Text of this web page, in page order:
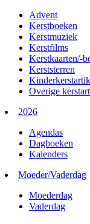
Advent
Kerstboeken
Kerstmuziek
Kerstfilms
Kerstkaarten/-
Kerststerren
Overige
2026
Agendas
Dagboeken
Kalenders
Moeder/Vaderdag
Moederdag
Vaderdag